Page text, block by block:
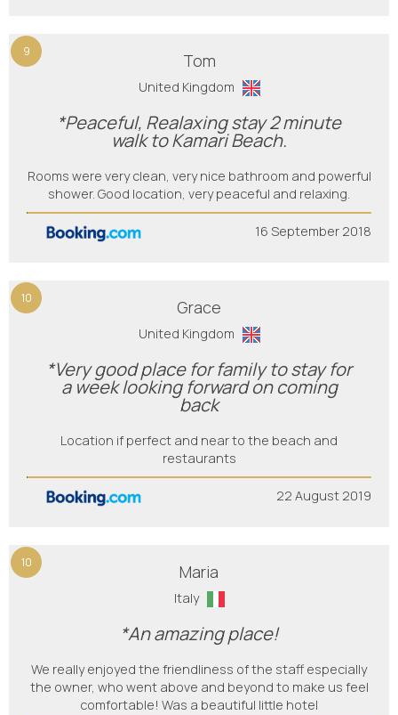
9 Tom
United Kingdom
*Peaceful, Realaxing stay 2 minute
walk to Kamari Beach.
Rooms were very clean, very nice bathroom and powerful
shower. Good location, very peaceful and relaxing.
16 September 2018
10 Grace
United Kingdom
*Very good place for family to stay for
a week looking forward on coming
back
Location if perfect and near to the beach and
restaurants
22 August 2019
10 Maria
Italy
*An amazing place!
We really enjoyed the friendliness of the staff especially
the owner, who went above and beyond to make us feel
comfortable! Was a beautiful little hotel